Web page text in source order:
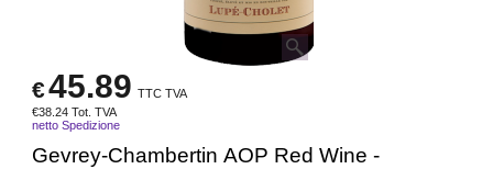
€45.89 TTC TVA
€38.24 Tot. TVA
netto Spedizione
Gevrey-Chambertin AOP Red Wine -